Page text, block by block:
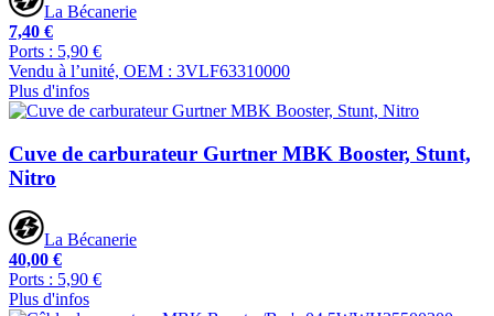
La Bécanerie
7,40 €
Ports : 5,90 €
Vendu à l’unité, OEM : 3VLF63310000
Plus d'infos
Cuve de carburateur Gurtner MBK Booster, Stunt,
Nitro
La Bécanerie
40,00 €
Ports : 5,90 €
Plus d'infos